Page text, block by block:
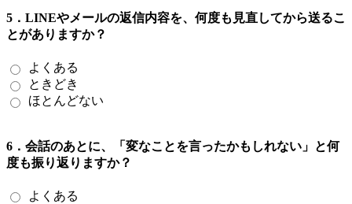
5．LINEやメールの返信内容を、何度も見直してから送るこ
とがありますか？
よくある
ときどき
ほとんどない
6．会話のあとに、「変なことを言ったかもしれない」と何
度も振り返りますか？
よくある